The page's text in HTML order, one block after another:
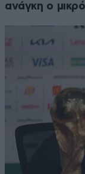
ανάγκη ο